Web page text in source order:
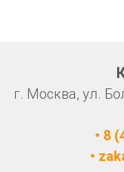
г. Москва, ул.
• 8
•